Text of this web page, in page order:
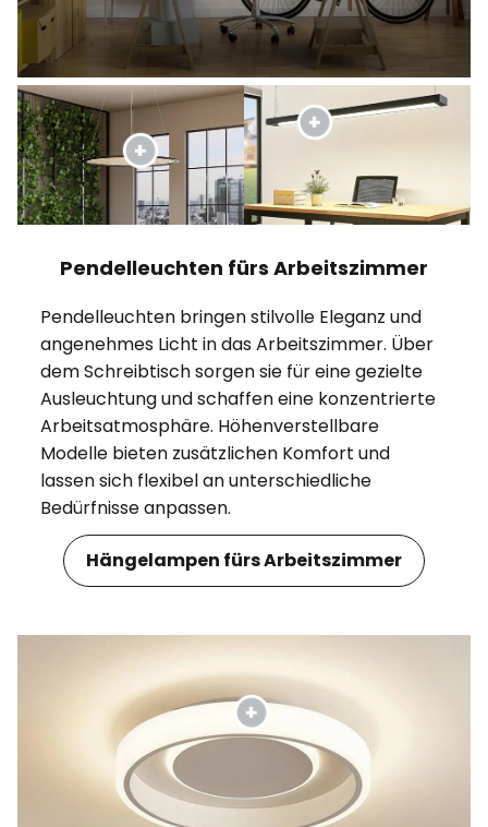
Pendelleuchten fürs Arbeitszimmer
Pendelleuchten bringen stilvolle Eleganz und
angenehmes Licht in das Arbeitszimmer. Über
dem Schreibtisch sorgen sie für eine gezielte
Ausleuchtung und schaffen eine konzentrierte
Arbeitsatmosphäre. Höhenverstellbare
Modelle bieten zusätzlichen Komfort und
lassen sich flexibel an unterschiedliche
Bedürfnisse anpassen.
Hängelampen fürs Arbeitszimmer